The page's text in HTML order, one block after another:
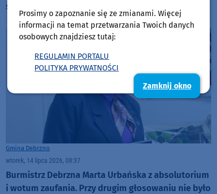
śmieciowego. Dopłaci nawet pół miliona złotych
Gmina Debrzno
wtorek, 14 lipca 2026, 08:37
Burmistrz Debrzna Marta Urbańska z absolutorium
i wotum zaufania. Przy drugim głosowaniu nie było
Prosimy o zapoznanie się ze zmianami. Więcej
informacji na temat przetwarzania Twoich danych
osobowych znajdziesz tutaj:
REGULAMIN PORTALU
POLITYKA PRYWATNOŚCI
Zamknij okno